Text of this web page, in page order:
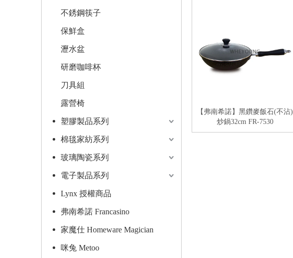
不銹鋼筷子
保鮮盒
瀝水盆
研磨咖啡杯
刀具組
露營椅
塑膠製品系列
棉毯家紡系列
玻璃陶瓷系列
電子製品系列
Lynx 授權商品
弗南希諾 Francasino
家魔仕 Homeware Magician
咪兔 Metoo
【弗南希諾】黑鑽麥飯石(不沾)
炒鍋32cm FR-7530